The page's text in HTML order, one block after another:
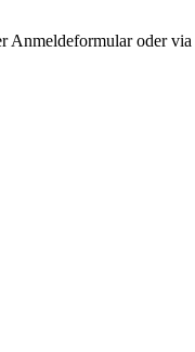
Anmeldeformular oder via